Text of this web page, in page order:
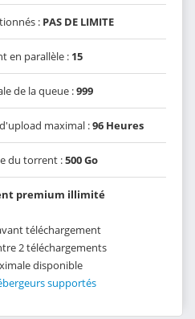
: PAS DE LIMITE
en parallèle : 15
de la queue :999
maximal :96 Heures
du torrent :500 Go
premium illimité
téléchargement
2 téléchargements
disponible
supportés